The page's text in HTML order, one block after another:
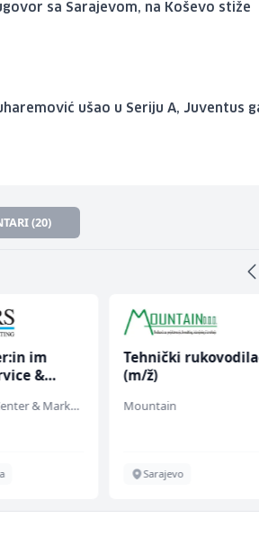
sa Sarajevom, na Koševo stiže
ušao u Seriju A, Juventus
(20)
im
&
Embers Call Center & Marketing
Tehnički
(m/ž)
Mountain
Sarajevo